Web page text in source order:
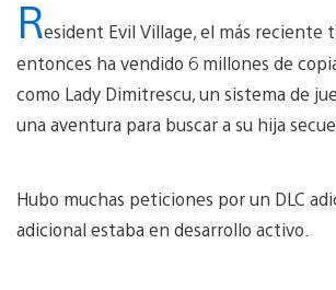
Resident Evil Village, el más reciente
entonces ha vendido 6 millones de
como Lady Dimitrescu, un sistema de
una aventura para buscar a su hija
Hubo muchas peticiones por un DLC
adicional estaba en desarrollo activo.